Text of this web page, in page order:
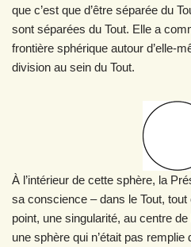
que c’est que d’être séparée du
sont séparées du Tout. Elle a
frontière sphérique autour d’elle-
division au sein du Tout.
À l’intérieur de cette sphère, la
sa conscience – dans le Tout,
point, une singularité, au centre
une sphère qui n’était pas